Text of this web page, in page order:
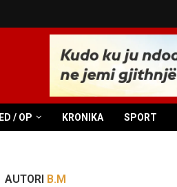
ED / OP KRONIKA SPORT
AUTORI B.M